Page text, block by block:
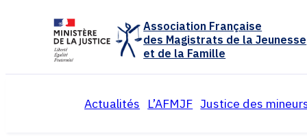
Association Française
des Magistrats de la Jeunesse
et de la Famille
Actualités L’AFMJF Justice des